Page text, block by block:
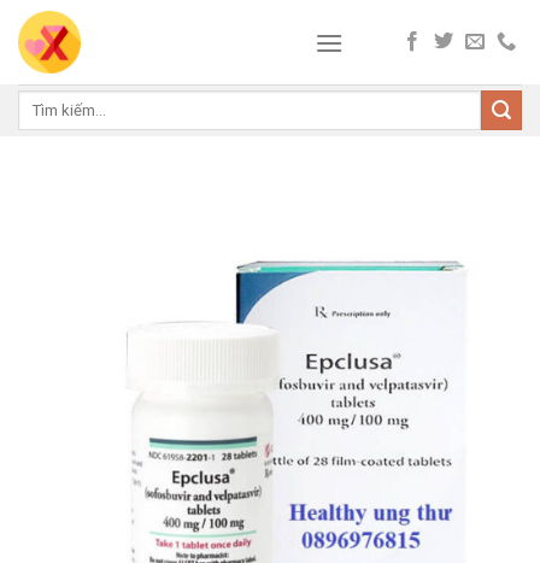
Skip
content
Tìm